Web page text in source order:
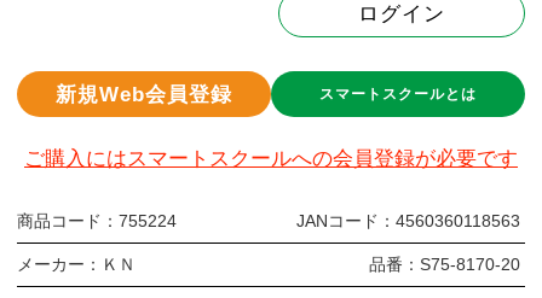
ログイン
新規Web会員登録 スマートスクールとは
ご購入にはスマートスクールへの会員登録が必要です
商品コード： 755224 JANコード： 4560360118563
メーカー： ＫＮ 品番： S75-8170-20